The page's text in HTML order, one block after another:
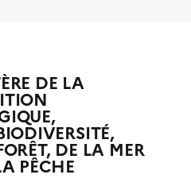
DE LA
DE LA MER
PÊCHE